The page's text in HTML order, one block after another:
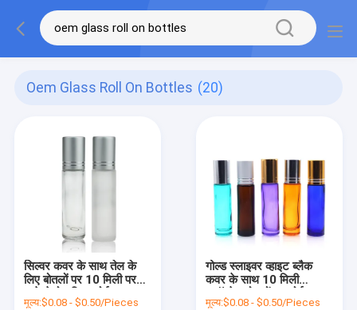
Oem Glass Roll On Bottles (20)
सिल्वर कवर के साथ तेल के
लिए बोतलों पर 10 मिली पर
रोल साफ़ करें
मूल्य:$0.08 - $0.50/Pieces
गोल्ड स्लाइवर व्हाइट ब्लैक
कवर के साथ 10 मिली
ऑयल ग्लास रोल;
मूल्य:$0.08 - $0.50/Pieces